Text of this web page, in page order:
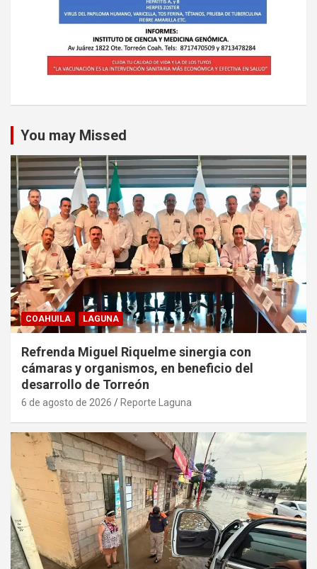
You may Missed
COAHUILA LAGUNA
Refrenda Miguel Riquelme sinergia con
cámaras y organismos, en beneficio del
desarrollo de Torreón
6 de agosto de 2026 Reporte Laguna